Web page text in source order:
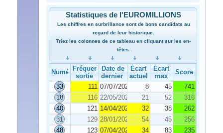
Statistiques de l'EUROMILLIONS
Les chiffres en surbrillance sont de bons candidats au
regard de leur historique.
Triez les colonnes de ce tableau en cliquant sur les en-
têtes.
NuméroFréquence de
sortie
Date de
dernier tirage
Écart
actuel
Écart
max
Score
33
111 07/07/2020 8 45
741
18
116 22/05/2020 21 52
316
40
121 14/04/2020 32 38
262
31
129 28/01/2020 54 45
256
48
123 07/04/2020 34 83
235